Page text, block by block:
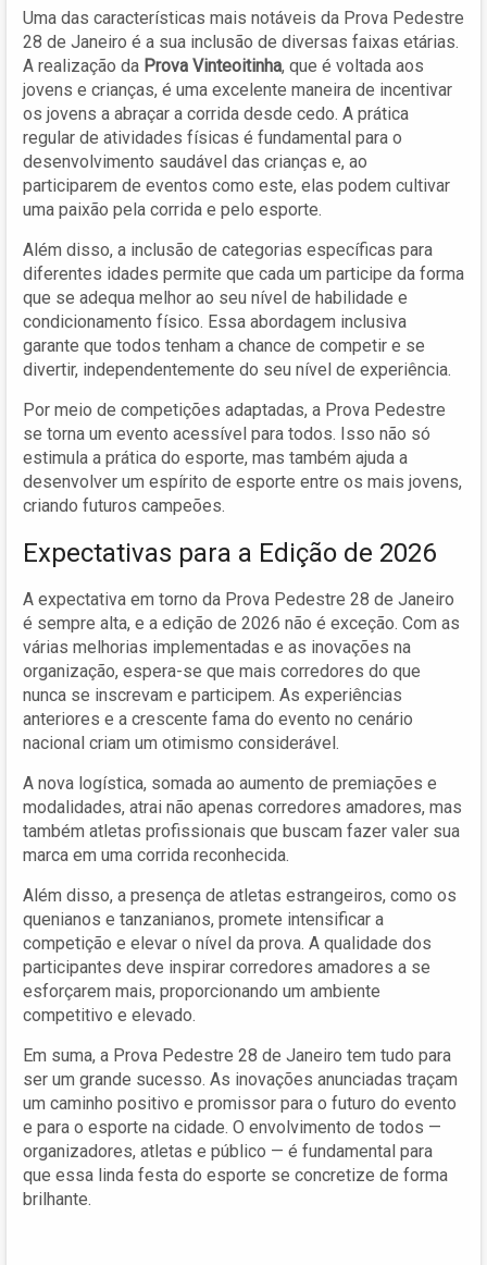
Uma das características mais notáveis da Prova Pedestre
28 de Janeiro é a sua inclusão de diversas faixas etárias.
A realização da Prova Vinteoitinha, que é voltada aos
jovens e crianças, é uma excelente maneira de incentivar
os jovens a abraçar a corrida desde cedo. A prática
regular de atividades físicas é fundamental para o
desenvolvimento saudável das crianças e, ao
participarem de eventos como este, elas podem cultivar
uma paixão pela corrida e pelo esporte.
Além disso, a inclusão de categorias específicas para
diferentes idades permite que cada um participe da forma
que se adequa melhor ao seu nível de habilidade e
condicionamento físico. Essa abordagem inclusiva
garante que todos tenham a chance de competir e se
divertir, independentemente do seu nível de experiência.
Por meio de competições adaptadas, a Prova Pedestre
se torna um evento acessível para todos. Isso não só
estimula a prática do esporte, mas também ajuda a
desenvolver um espírito de esporte entre os mais jovens,
criando futuros campeões.
Expectativas para a Edição de 2026
A expectativa em torno da Prova Pedestre 28 de Janeiro
é sempre alta, e a edição de 2026 não é exceção. Com as
várias melhorias implementadas e as inovações na
organização, espera-se que mais corredores do que
nunca se inscrevam e participem. As experiências
anteriores e a crescente fama do evento no cenário
nacional criam um otimismo considerável.
A nova logística, somada ao aumento de premiações e
modalidades, atrai não apenas corredores amadores, mas
também atletas profissionais que buscam fazer valer sua
marca em uma corrida reconhecida.
Além disso, a presença de atletas estrangeiros, como os
quenianos e tanzanianos, promete intensificar a
competição e elevar o nível da prova. A qualidade dos
participantes deve inspirar corredores amadores a se
esforçarem mais, proporcionando um ambiente
competitivo e elevado.
Em suma, a Prova Pedestre 28 de Janeiro tem tudo para
ser um grande sucesso. As inovações anunciadas traçam
um caminho positivo e promissor para o futuro do evento
e para o esporte na cidade. O envolvimento de todos —
organizadores, atletas e público — é fundamental para
que essa linda festa do esporte se concretize de forma
brilhante.